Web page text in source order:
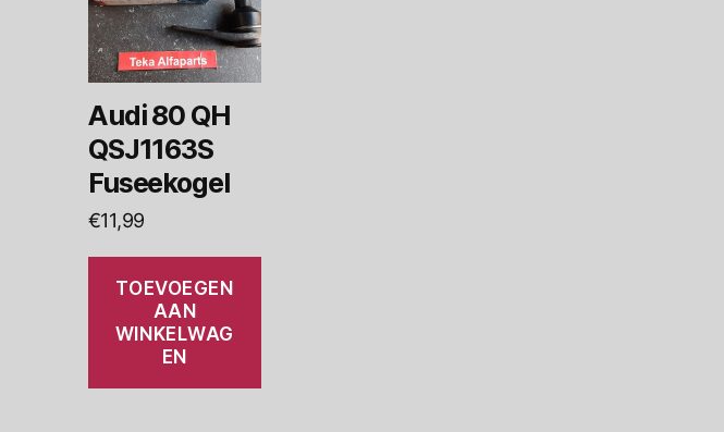
Audi 80 QH
QSJ1163S
Fuseekogel
€11,99
TOEVOEGEN
AAN
WINKELWAG
EN